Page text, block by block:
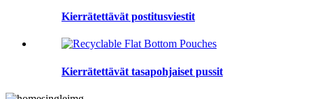
Kierrätettävät postitusviestit
Kierrätettävät tasapohjaiset pussit